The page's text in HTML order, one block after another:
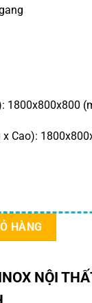
1800x800x800
Cao):
HÀNG
NỘI